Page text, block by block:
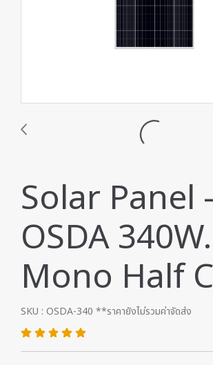
Solar Panel -
OSDA 340W.
Mono Half
SKU : OSDA-340 **ราคายังไม่รวมค่าจัดส่ง